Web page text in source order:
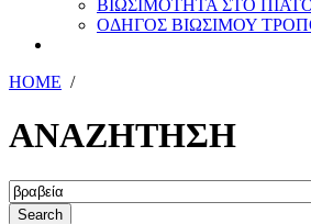
ΒΙΩΣΙΜΟΤΗΤΑ ΣΤΟ
ΟΔΗΓΟΣ ΒΙΩΣΙΜΟΥ
HOME /
ΑΝΑΖΗΤΗΣΗ